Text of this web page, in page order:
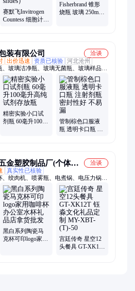
赛默飞Invitrogen
Countess 细胞计数
Fisherbrand 锥形
烧瓶 玻璃 250ml
装有限公司
洽谈
出价迅速 资质已核验 河北沧州
、玻璃洁净瓶、玻璃无菌瓶、玻璃样品
试剂瓶、透明试剂瓶、透明液体瓶、小容
、小容量棕色玻璃瓶、棕色低硼硅螺口
、高硼硅土壤采样瓶、大口瓶、土壤瓶、
硼硅安瓿瓶、小口试剂瓶、小容量口服液
瓶、香水瓶、精油瓶、输液瓶
精密实验小口试
剂瓶 60毫升100毫
管制棕色口服液
瓶 透明卡口瓶 注
金塑胶制品厂(个体工
洽谈
真实性已核验
、绞肉机、喷雾瓶、电煮锅、电压力锅、
塑料大肚杯、珐琅铸铁锅、业拓展礼品、
杯、鸳鸯电火锅、六层纱毛巾被、麻小棉
杯、原纱宽松防晒服、双负离子吹风机、
黑白系列陶瓷马
克杯可印logo家用
宫廷传奇 星空12
头餐具 GT-XK12T